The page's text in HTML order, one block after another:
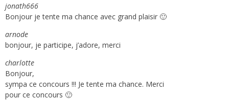
jonath666
Bonjour je tente ma chance avec grand plaisir 🙂
arnode
bonjour, je participe, j’adore, merci
charlotte
Bonjour,
sympa ce concours !!! Je tente ma chance. Merci
pour ce concours 🙂